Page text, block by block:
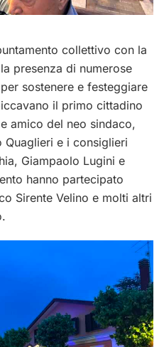
collettivo con la
presenza di numerose
sostenere e festeggiare
il primo cittadino
amico del neo sindaco,
Quaglieri e i consiglieri
Giampaolo Lugini e
hanno partecipato
Sirente Velino e molti altri